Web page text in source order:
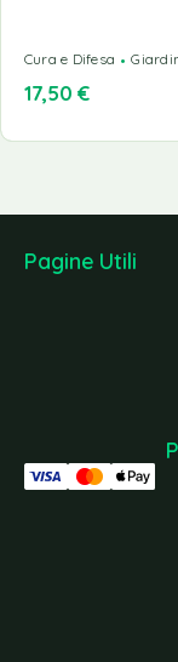
Cura e Difesa
17,50 €
Pagine Utili